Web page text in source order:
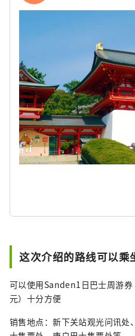
这次介绍的路线可以乘
可以使用Sanden1日巴士周游
元）十分方便
销售地点：新下关站观光问讯处